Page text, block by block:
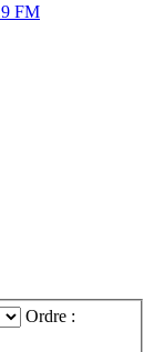
FM
Ordre :